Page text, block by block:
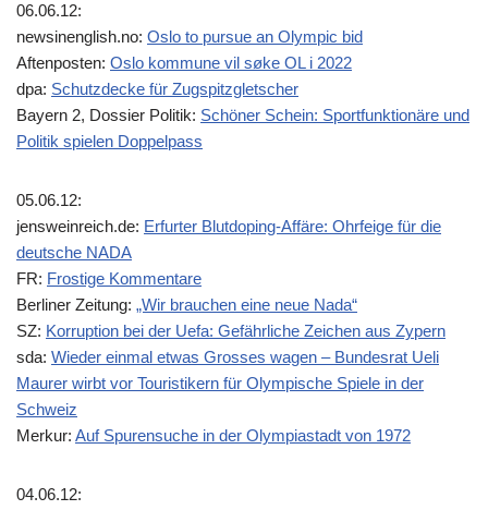
06.06.12:
newsinenglish.no: Oslo to pursue an Olympic bid
Aftenposten: Oslo kommune vil søke OL i 2022
dpa: Schutzdecke für Zugspitzgletscher
Bayern 2, Dossier Politik: Schöner Schein: Sportfunktionäre und
Politik spielen Doppelpass
05.06.12:
jensweinreich.de: Erfurter Blutdoping-Affäre: Ohrfeige für die
deutsche NADA
FR: Frostige Kommentare
Berliner Zeitung: „Wir brauchen eine neue Nada“
SZ: Korruption bei der Uefa: Gefährliche Zeichen aus Zypern
sda: Wieder einmal etwas Grosses wagen – Bundesrat Ueli
Maurer wirbt vor Touristikern für Olympische Spiele in der
Schweiz
Merkur: Auf Spurensuche in der Olympiastadt von 1972
04.06.12: